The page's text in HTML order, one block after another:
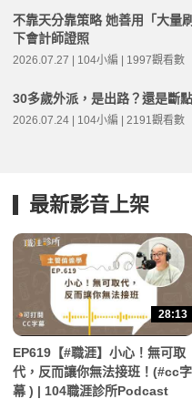
不靠天分靠策略 她善用「大量
下會計師證照
2026.07.27 | 104小編 | 1997觀看數
30多歲外派，是出路？還是斷
2026.07.24 | 104小編 | 2191觀看數
最新影音上架
28:13
EP619【#職涯】小心！無可取
代，反而讓你無法接班！(#cc字
幕 ) | 104職涯診所Podcast